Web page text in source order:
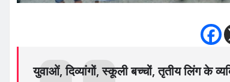
युवाओं, दिव्यांगों, स्कूली बच्चों, तृतीय लिंग के